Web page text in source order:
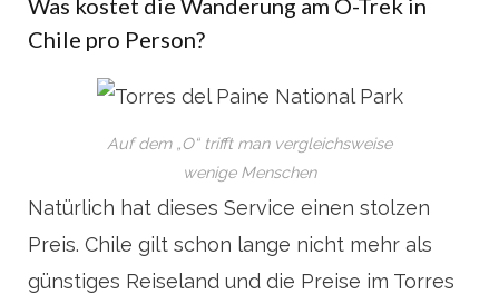
Was kostet die Wanderung am O-Trek in
Chile pro Person?
Auf dem „O“ trifft man vergleichsweise
wenige Menschen
Natürlich hat dieses Service einen stolzen
Preis. Chile gilt schon lange nicht mehr als
günstiges Reiseland und die Preise im Torres